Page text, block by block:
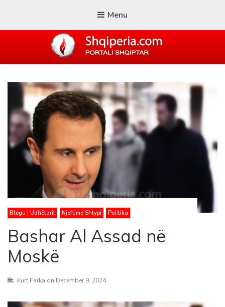
Menu
Blogu i ShqiperiaCom
Blogu i Udhëtarit Njoftime Shtypi Politika
Bashar Al Assad në
Moskë
Kurt Farka on December 9, 2024